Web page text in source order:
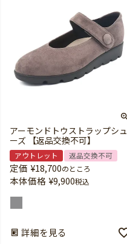
アーモンドトウストラップシュ
ーズ 【返品交換不可】
アウトレット 返品交換不可
定価 ¥18,700のところ
本体価格 ¥9,900税込
詳細を見る